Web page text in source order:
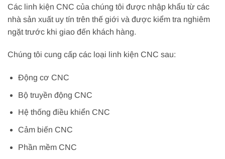
Các linh kiện CNC của chúng tôi được nhập khẩu từ các
nhà sản xuất uy tín trên thế giới và được kiểm tra nghiêm
ngặt trước khi giao đến khách hàng.
Chúng tôi cung cấp các loại linh kiện CNC sau:
Động cơ CNC
Bộ truyền động CNC
Hệ thống điều khiển CNC
Cảm biến CNC
Phần mềm CNC